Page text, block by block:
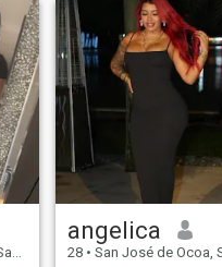
angelica
28 • San José de Ocoa, San José de Ocoa, Dominicaanse